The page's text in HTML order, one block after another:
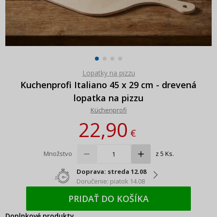
Lopatky na pizzu
Kuchenprofi Italiano 45 x 29 cm - drevená
lopatka na pizzu
Küchenprofi
22,90€
Množstvo z 5 Ks.
Doprava: streda 12.08
Doručenie: piatok 14.08
PRIDAŤ DO KOŠÍKA